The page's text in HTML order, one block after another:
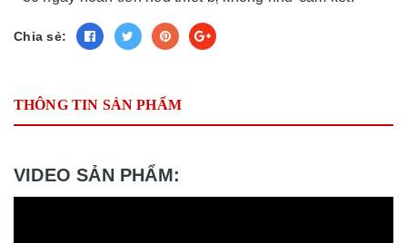
Chia sẻ:
THÔNG TIN SẢN PHẨM
VIDEO SẢN PHẨM: